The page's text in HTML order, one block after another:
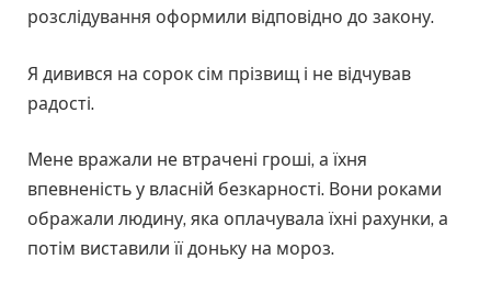
розслідування оформили відповідно до закону.
Я дивився на сорок сім прізвищ і не відчував
радості.
Мене вражали не втрачені гроші, а їхня
впевненість у власній безкарності. Вони роками
ображали людину, яка оплачувала їхні рахунки, а
потім виставили її доньку на мороз.